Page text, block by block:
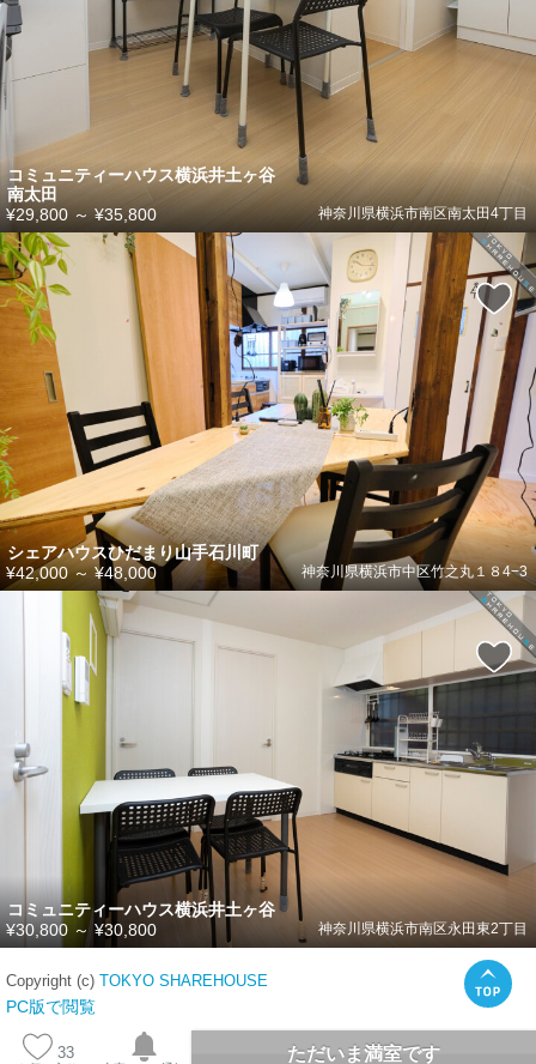
33 ただいま満室です
コミュニティーハウス横浜井土ヶ谷
南太田
神奈川県横浜市南区南太田4丁目
¥29,800 ～¥35,800
シェアハウスひだまり山手石川町
神奈川県横浜市中区竹之丸１８4−3
¥42,000～¥48,000
コミュニティーハウス横浜井土ヶ谷
神奈川県横浜市南区永田東2丁目
¥30,800 ～ ¥30,800
Copyright (c) TOKYO SHAREHOUSE
PC版で閲覧